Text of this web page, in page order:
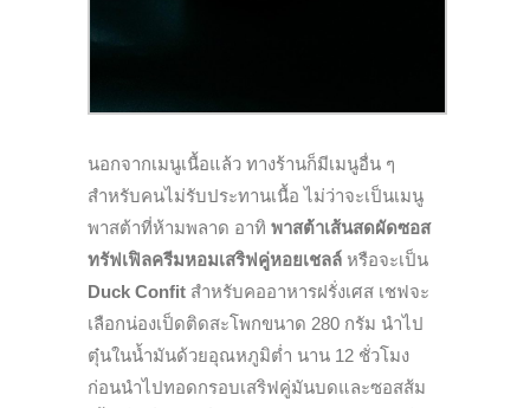
นอกจากเมนูเนื้อแล้ว ทางร้านก็มีเมนูอื่น ๆ
สำหรับคนไม่รับประทานเนื้อ ไม่ว่าจะเป็นเมนู
พาสต้าที่ห้ามพลาด อาทิ พาสต้าเส้นสดผัดซอส
ทรัฟเฟิลครีมหอมเสริฟคู่หอยเชลล์ หรือจะเป็น
Duck Confit สำหรับคออาหารฝรั่งเศส เชฟจะ
เลือกน่องเป็ดติดสะโพกขนาด 280 กรัม นำไป
ตุ๋นในน้ำมันด้วยอุณหภูมิต่ำ นาน 12 ชั่วโมง
ก่อนนำไปทอดกรอบเสริฟคู่มันบดและซอสส้ม